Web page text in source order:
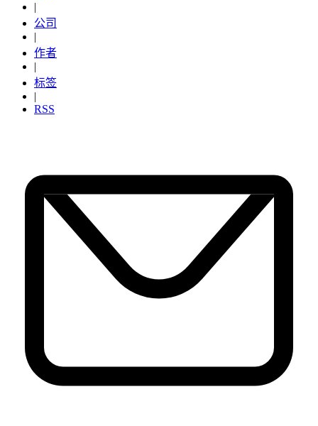
|
公司
|
作者
|
标签
|
RSS